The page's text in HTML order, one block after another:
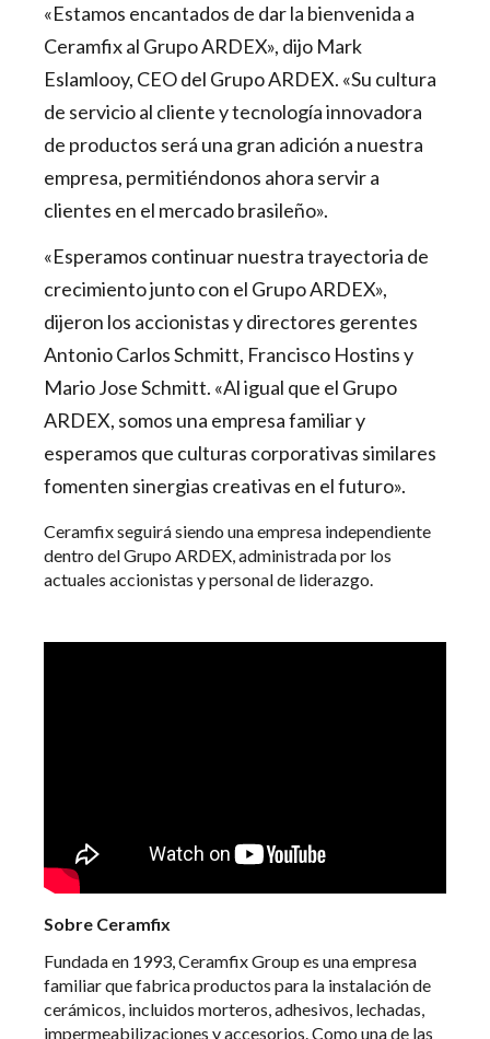
«Estamos encantados de dar la bienvenida a
Ceramfix al Grupo ARDEX», dijo Mark
Eslamlooy, CEO del Grupo ARDEX. «Su cultura
de servicio al cliente y tecnología innovadora
de productos será una gran adición a nuestra
empresa, permitiéndonos ahora servir a
clientes en el mercado brasileño».
«Esperamos continuar nuestra trayectoria de
crecimiento junto con el Grupo ARDEX»,
dijeron los accionistas y directores gerentes
Antonio Carlos Schmitt, Francisco Hostins y
Mario Jose Schmitt. «Al igual que el Grupo
ARDEX, somos una empresa familiar y
esperamos que culturas corporativas similares
fomenten sinergias creativas en el futuro».
Ceramfix seguirá siendo una empresa independiente
dentro del Grupo ARDEX, administrada por los
actuales accionistas y personal de liderazgo.
Sobre Ceramfix
Fundada en 1993, Ceramfix Group es una empresa
familiar que fabrica productos para la instalación de
cerámicos, incluidos morteros, adhesivos, lechadas,
impermeabilizaciones y accesorios. Como una de las